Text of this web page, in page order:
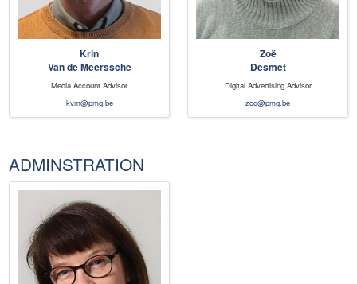
Krin
Van de Meerssche
Media Account Advisor
kvm@pmg.be
Zoë
Desmet
Digital Advertising Advisor
zod@pmg.be
ADMINSTRATION